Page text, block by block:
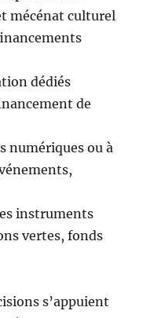
mécénat culturel
dédiés
de
numériques ou à
instruments
vertes, fonds
s’appuient